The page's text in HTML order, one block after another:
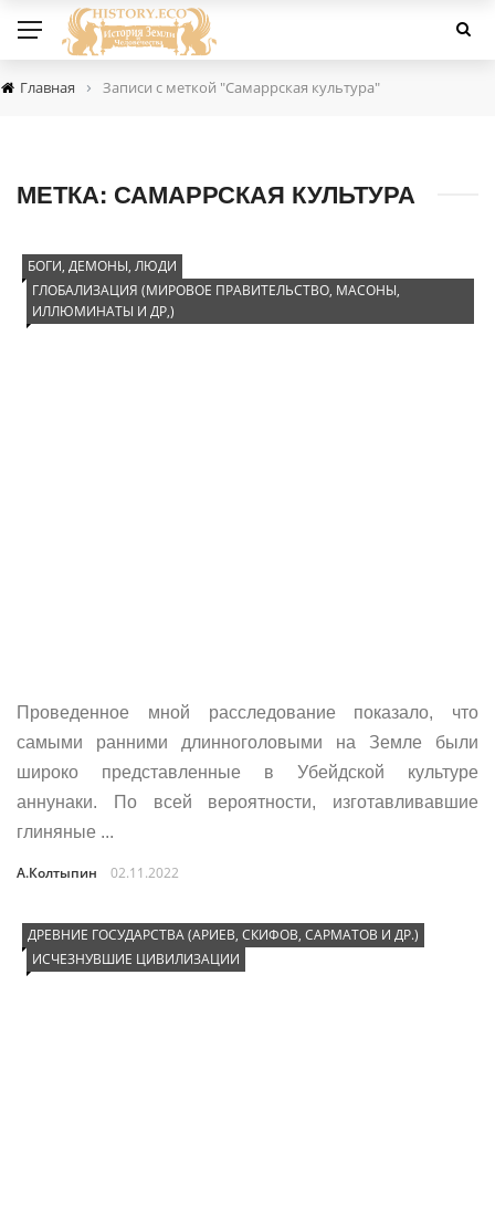
Главная › Записи с меткой "Самаррская культура"
МЕТКА: САМАРРСКАЯ КУЛЬТУРА
БОГИ, ДЕМОНЫ, ЛЮДИ
ГЛОБАЛИЗАЦИЯ (МИРОВОЕ ПРАВИТЕЛЬСТВО, МАСОНЫ,
ИЛЛЮМИНАТЫ И ДР,)
Проведенное мной расследование показало, что
самыми ранними длинноголовыми на Земле были
широко представленные в Убейдской культуре
аннунаки. По всей вероятности, изготавливавшие
глиняные ...
А.Колтыпин 02.11.2022
ДРЕВНИЕ ГОСУДАРСТВА (АРИЕВ, СКИФОВ, САРМАТОВ И ДР.)
ИСЧЕЗНУВШИЕ ЦИВИЛИЗАЦИИ